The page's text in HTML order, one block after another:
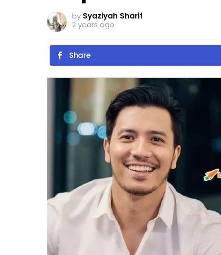
by Syaziyah Sharif
2 years ago
Share